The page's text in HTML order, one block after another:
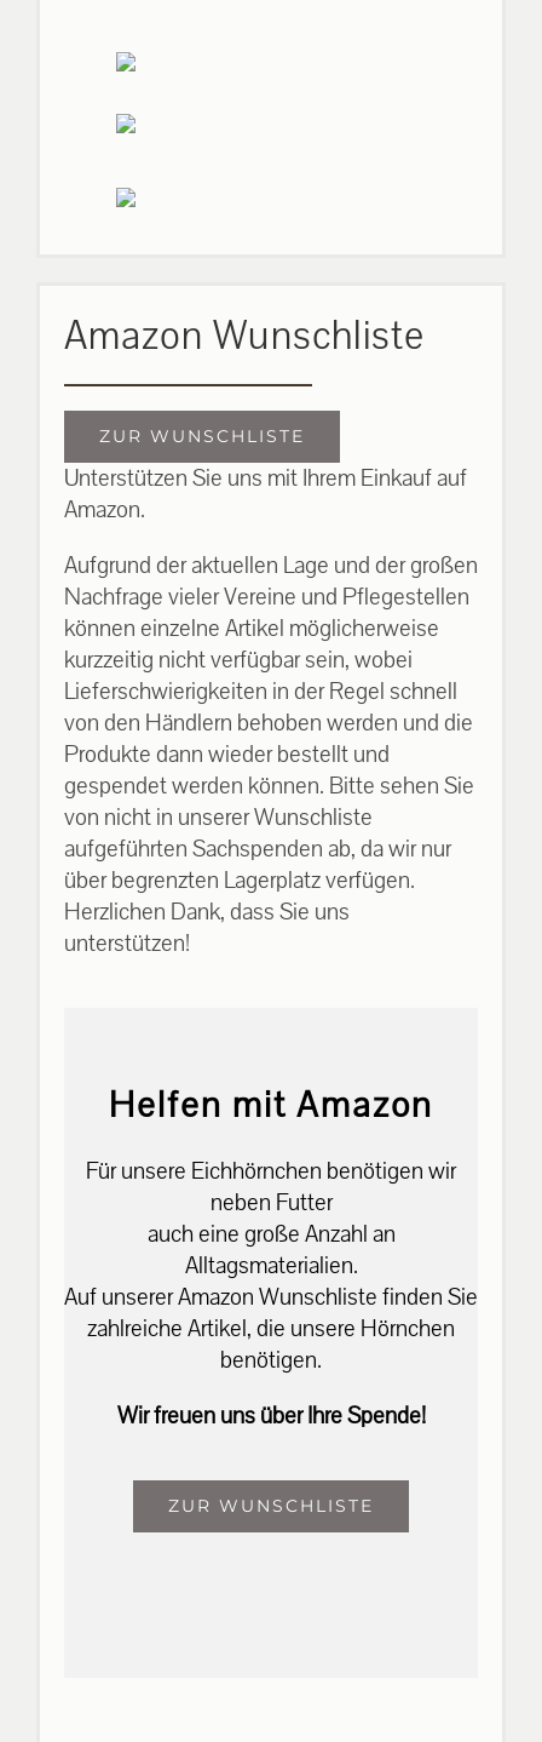
Amazon Wunschliste
ZUR WUNSCHLISTE
Unterstützen Sie uns mit Ihrem Einkauf auf
Amazon.
Aufgrund der aktuellen Lage und der großen
Nachfrage vieler Vereine und Pflegestellen
können einzelne Artikel möglicherweise
kurzzeitig nicht verfügbar sein, wobei
Lieferschwierigkeiten in der Regel schnell
von den Händlern behoben werden und die
Produkte dann wieder bestellt und
gespendet werden können. Bitte sehen Sie
von nicht in unserer Wunschliste
aufgeführten Sachspenden ab, da wir nur
über begrenzten Lagerplatz verfügen.
Herzlichen Dank, dass Sie uns
unterstützen!
Helfen mit Amazon
Für unsere Eichhörnchen benötigen wir
neben Futter
auch eine große Anzahl an
Alltagsmaterialien.
Auf unserer Amazon Wunschliste finden Sie
zahlreiche Artikel, die unsere Hörnchen
benötigen.
Wir freuen uns über Ihre Spende!
ZUR WUNSCHLISTE